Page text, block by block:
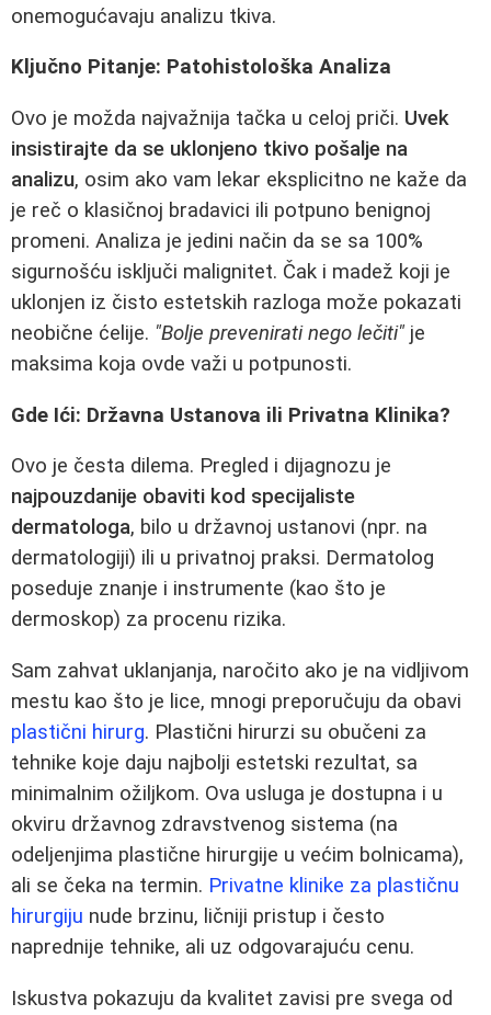
onemogućavaju analizu tkiva.
Ključno Pitanje: Patohistološka Analiza
Ovo je možda najvažnija tačka u celoj priči. Uvek
insistirajte da se uklonjeno tkivo pošalje na
analizu, osim ako vam lekar eksplicitno ne kaže da
je reč o klasičnoj bradavici ili potpuno benignoj
promeni. Analiza je jedini način da se sa 100%
sigurnošću isključi malignitet. Čak i madež koji je
uklonjen iz čisto estetskih razloga može pokazati
neobične ćelije. "Bolje prevenirati nego lečiti" je
maksima koja ovde važi u potpunosti.
Gde Ići: Državna Ustanova ili Privatna Klinika?
Ovo je česta dilema. Pregled i dijagnozu je
najpouzdanije obaviti kod specijaliste
dermatologa, bilo u državnoj ustanovi (npr. na
dermatologiji) ili u privatnoj praksi. Dermatolog
poseduje znanje i instrumente (kao što je
dermoskop) za procenu rizika.
Sam zahvat uklanjanja, naročito ako je na vidljivom
mestu kao što je lice, mnogi preporučuju da obavi
plastični hirurg. Plastični hirurzi su obučeni za
tehnike koje daju najbolji estetski rezultat, sa
minimalnim ožiljkom. Ova usluga je dostupna i u
okviru državnog zdravstvenog sistema (na
odeljenjima plastične hirurgije u većim bolnicama),
ali se čeka na termin. Privatne klinike za plastičnu
hirurgiju nude brzinu, ličniji pristup i često
naprednije tehnike, ali uz odgovarajuću cenu.
Iskustva pokazuju da kvalitet zavisi pre svega od